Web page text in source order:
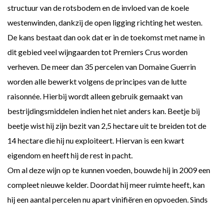
structuur van de rotsbodem en de invloed van de koele
westenwinden, dankzij de open ligging richting het westen.
De kans bestaat dan ook dat er in de toekomst met name in
dit gebied veel wijngaarden tot Premiers Crus worden
verheven. De meer dan 35 percelen van Domaine Guerrin
worden alle bewerkt volgens de principes van de lutte
raisonnée. Hierbij wordt alleen gebruik gemaakt van
bestrijdingsmiddelen indien het niet anders kan. Beetje bij
beetje wist hij zijn bezit van 2,5 hectare uit te breiden tot de
14 hectare die hij nu exploiteert. Hiervan is een kwart
eigendom en heeft hij de rest in pacht.
Om al deze wijn op te kunnen voeden, bouwde hij in 2009 een
compleet nieuwe kelder. Doordat hij meer ruimte heeft, kan
hij een aantal percelen nu apart vinifiëren en opvoeden. Sinds